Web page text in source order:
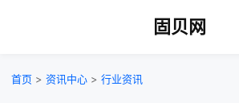
固贝网
首页 > 资讯中心 > 行业资讯